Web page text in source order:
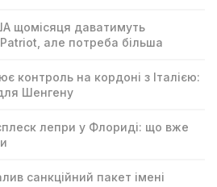
щомісяця даватимуть
але потреба більша
контроль на кордоні з Італією:
Шенгену
лепри у Флориді: що вже
санкційний пакет імені